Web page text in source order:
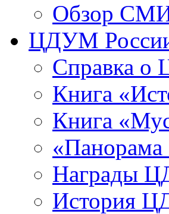
Обзор
ЦДУМ
Справка
Книга
Книга
Награды
История